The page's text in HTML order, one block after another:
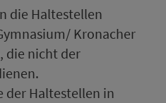
die Haltestellen
Kronacher
die nicht der
der Haltestellen in